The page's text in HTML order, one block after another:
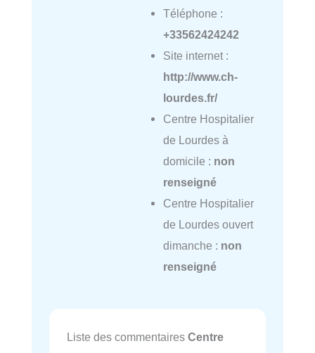
Téléphone :
+33562424242
Site internet :
http://www.ch-
lourdes.fr/
Centre Hospitalier
de Lourdes à
domicile : non
renseigné
Centre Hospitalier
de Lourdes ouvert
dimanche : non
renseigné
Liste des commentaires Centre